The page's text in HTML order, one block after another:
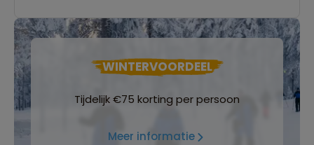
WINTERVOORDEEL
Tijdelijk €75 korting per persoon
Meer informatie